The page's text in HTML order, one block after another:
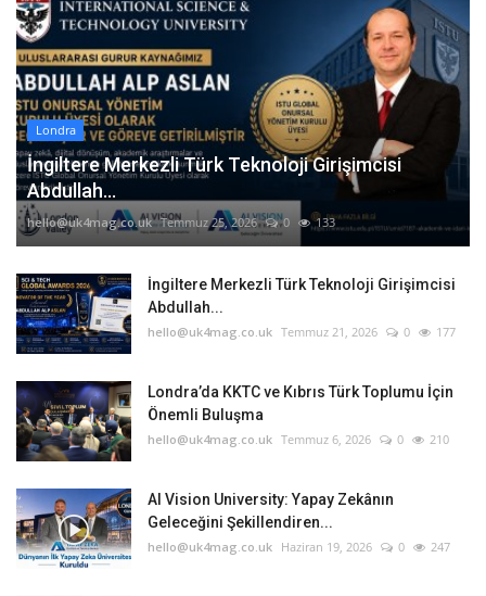
Londra
İngiltere Merkezli Türk Teknoloji Girişimcisi
Abdullah...
hello@uk4mag.co.uk Temmuz 25, 2026 0 133
İngiltere Merkezli Türk Teknoloji Girişimcisi
Abdullah...
hello@uk4mag.co.uk Temmuz 21, 2026 0 177
Londra’da KKTC ve Kıbrıs Türk Toplumu İçin
Önemli Buluşma
hello@uk4mag.co.uk Temmuz 6, 2026 0 210
AI Vision University: Yapay Zekânın
Geleceğini Şekillendiren...
hello@uk4mag.co.uk Haziran 19, 2026 0 247